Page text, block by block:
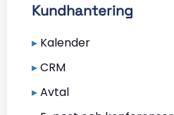
Kundhantering
▸ Kalender
▸CRM
▸Avtal